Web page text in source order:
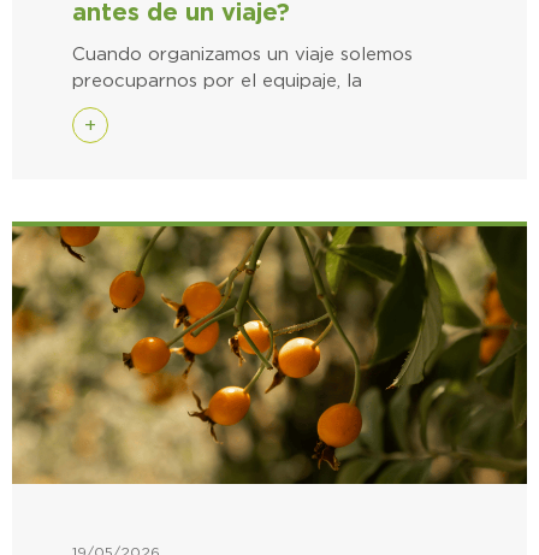
antes de un viaje?
Cuando organizamos un viaje solemos
preocuparnos por el equipaje, la
+